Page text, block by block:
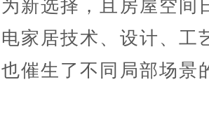
新选择，且房屋空间
家居技术、设计、工
催生了不同局部场景